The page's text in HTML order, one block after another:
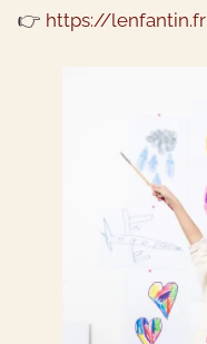
👉 https://lenfantin.fr